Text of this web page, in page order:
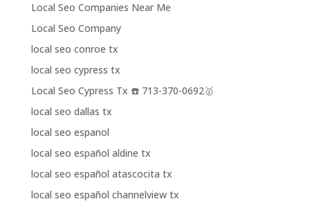
Local Seo Companies Near Me
Local Seo Company
local seo conroe tx
local seo cypress tx
Local Seo Cypress Tx ☎️ 713-370-0692🥇
local seo dallas tx
local seo espanol
local seo español aldine tx
local seo español atascocita tx
local seo español channelview tx